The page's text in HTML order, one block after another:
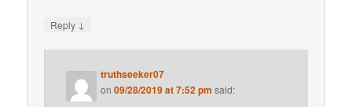
Reply ↓
truthseeker07
on09/28/2019 at 7:52 pm said: